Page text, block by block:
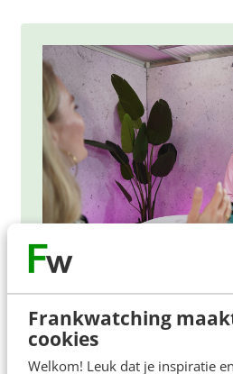
Frankwatching
cookies
Welkom! Leuk dat je inspiratie
De nieuwe SEO- &
spelregels